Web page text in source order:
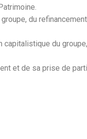
du
du
et de sa prise de